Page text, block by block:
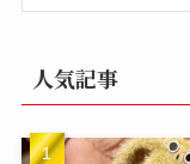
人気記事